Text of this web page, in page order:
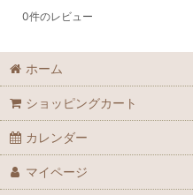
0件のレビュー
ホーム
ショッピングカート
カレンダー
マイページ